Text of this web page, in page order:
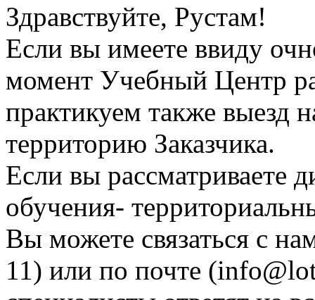
Здравствуйте, Рустам!
Если вы имеете ввиду
момент Учебный Центр
практикуем также выезд
территорию Заказчика.
Если вы рассматриваете
обучения-
Вы можете связаться с
11) или по почте